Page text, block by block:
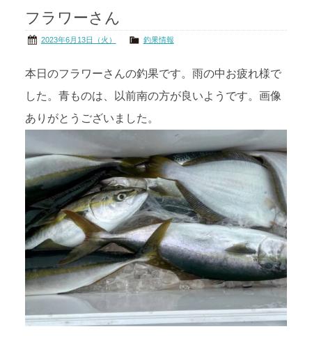
茨城の海
会社概要 リンク
フラワーさん
2023年6月13日（火） 釣果情報
本日のフラワーさんの釣果です。雨の中お疲れ様で
した。青ものは、以前南の方が良いようです。画像
ありがとうございました。